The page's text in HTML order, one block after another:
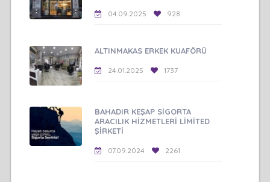
04.09.2025 928
ALTINMAKAS ERKEK KUAFÖRÜ
24.01.2025 1737
BAHADIR KEŞAP SİGORTA
ARACILIK HİZMETLERİ LİMİTED
ŞİRKETİ
07.09.2024 2261